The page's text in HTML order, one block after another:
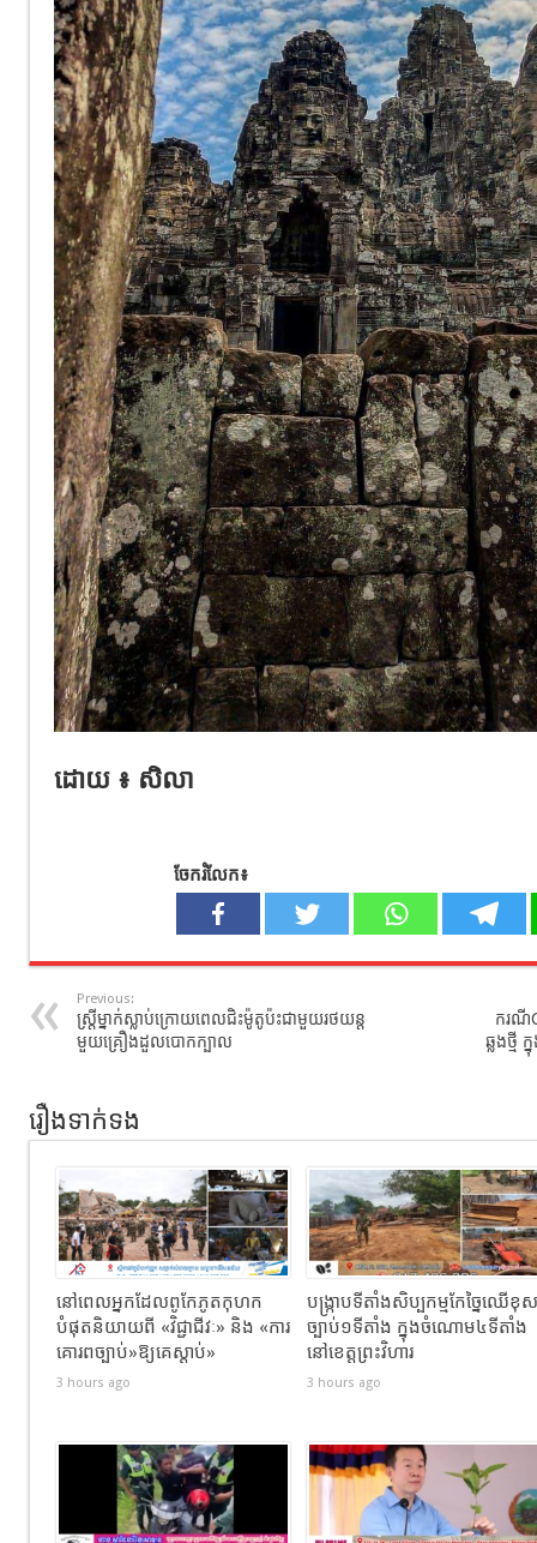
ដោយ ៖ សិលា
ចែករំលែក៖
Previous:
ស្រ្តីម្នាក់ស្លាប់ក្រោយពេលជិះម៉ូតូប៉ះជាមួយរថយន្ត
មួយគ្រឿងដួលបោកក្បាល
ករណី​
ឆ្លងថ្មី
រឿងទាក់ទង
នៅពេលអ្នកដែលពូកែភូតកុហក
បំផុតនិយាយពី «វិជ្ជាជីវៈ» និង «ការ
គោរពច្បាប់»ឱ្យគេស្តាប់»
3 hours ago
បង្រ្កាបទីតាំងសិប្បកម្មកែច្នៃឈើខុស
ច្បាប់១ទីតាំង ក្នុងចំណោម៤ទីតាំង
នៅខេត្តព្រះវិហារ
3 hours ago